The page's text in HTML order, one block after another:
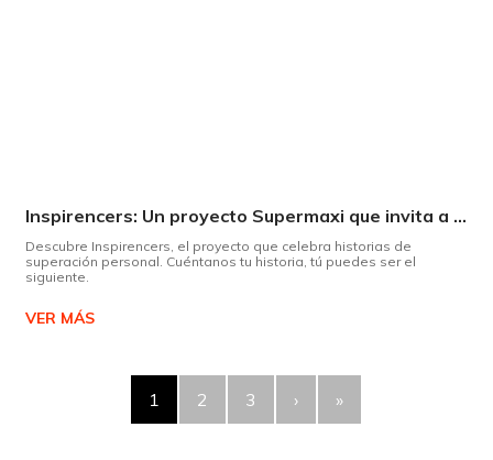
Inspirencers: Un proyecto Supermaxi que invita a ser parte del cambio.
Descubre Inspirencers, el proyecto que celebra historias de
superación personal. Cuéntanos tu historia, tú puedes ser el
siguiente.
VER MÁS
1 2 3 › »